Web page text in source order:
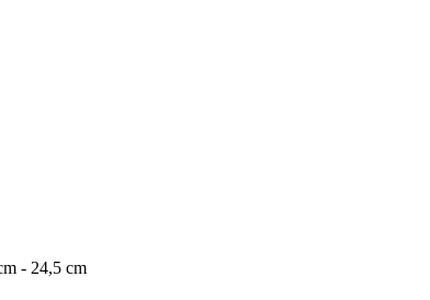
- 24,5 cm